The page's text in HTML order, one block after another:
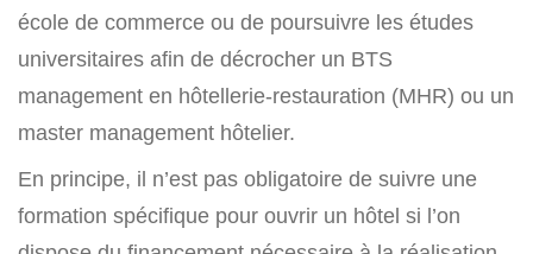
école de commerce ou de poursuivre les études
universitaires afin de décrocher un BTS
management en hôtellerie-restauration (MHR) ou un
master management hôtelier.
En principe, il n’est pas obligatoire de suivre une
formation spécifique pour ouvrir un hôtel si l’on